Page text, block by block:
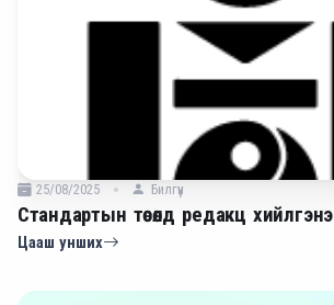
25/08/2025 Билгүүн
Стандартын төсөлд редакц хийлгэнэ
Цааш унших